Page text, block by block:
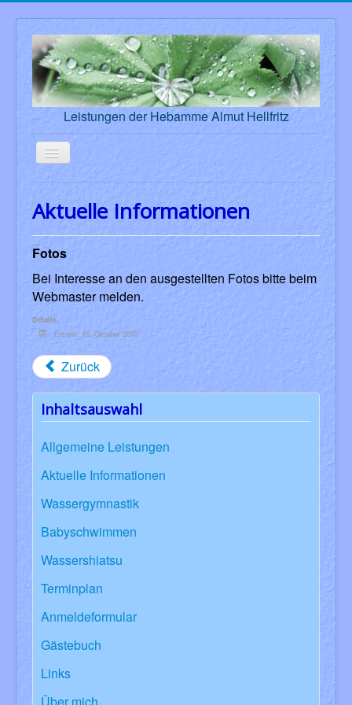
Leistungen der Hebamme Almut Hellfritz
Aktuelle Seite:
Startseite
Aktuelle Informationen
Informationen
Fotointeresse
Aktuelle Informationen
Fotos
Bei Interesse an den ausgestellten Fotos bitte beim
Webmaster melden.
Details
Erstellt: 16. Oktober 2013
Zurück
Inhaltsauswahl
Allgemeine Leistungen
Aktuelle Informationen
Wassergymnastik
Babyschwimmen
Wassershiatsu
Terminplan
Anmeldeformular
Gästebuch
Links